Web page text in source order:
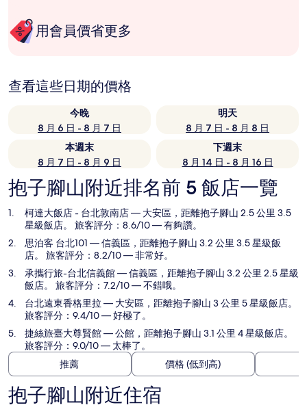
用會員價省更多
查看這些日期的價格
今晚
8 月 6 日 - 8 月 7 日
明天
8 月 7 日 - 8 月 8 日
本週末
8 月 7 日 - 8 月 9 日
下週末
8 月 14 日 - 8 月 16 日
抱子腳山附近排名前 5 飯店一覽
柯達大飯店 - 台北敦南店— 大安區，距離抱子腳山 2.5 公里 3.5
星級飯店。 旅客評分：8.6/10 — 有夠讚。
思泊客 台北101 — 信義區，距離抱子腳山 3.2 公里 3.5 星級飯
店。 旅客評分：8.2/10 — 非常好。
承攜行旅-台北信義館— 信義區，距離抱子腳山 3.2 公里 2.5 星級
飯店。 旅客評分：7.2/10 — 不錯哦。
台北遠東香格里拉 — 大安區，距離抱子腳山 3 公里 5 星級飯店。
旅客評分：9.4/10 — 好極了。
捷絲旅臺大尊賢館— 公館，距離抱子腳山 3.1 公里 4 星級飯店。
旅客評分：9.0/10 — 太棒了。
推薦
價格 (低到高)
抱子腳山附近住宿